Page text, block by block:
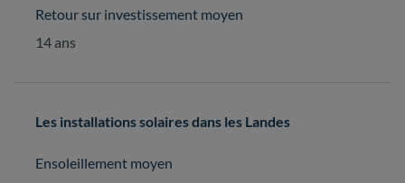
Retour sur investissement moyen
14 ans
Les installations solaires dans les Landes
Ensoleillement moyen